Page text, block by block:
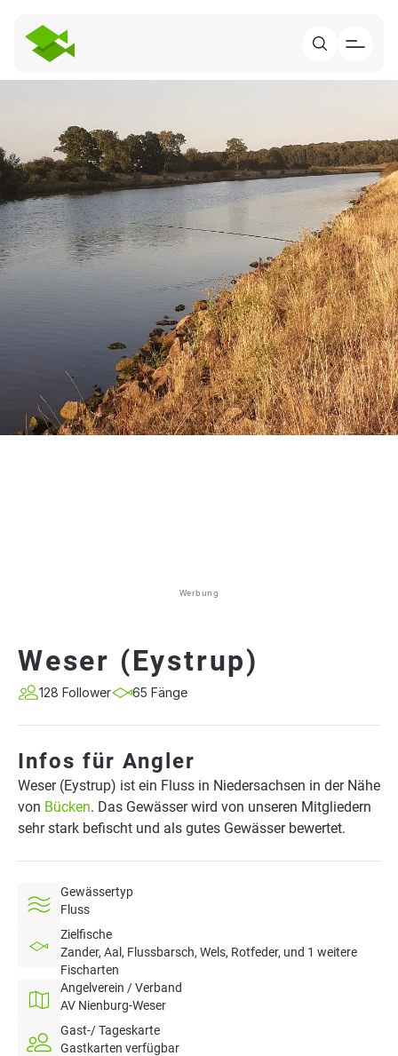
Werbung
Weser (Eystrup)
128 Follower 65 Fänge
Infos für Angler
Weser (Eystrup) ist ein Fluss in Niedersachsen in der Nähe
von Bücken. Das Gewässer wird von unseren Mitgliedern
sehr stark befischt und als gutes Gewässer bewertet.
Gewässertyp
Fluss
Zielfische
Zander, Aal, Flussbarsch, Wels, Rotfeder, und 1 weitere
Fischarten
Angelverein / Verband
AV Nienburg-Weser
Gast-/ Tageskarte
Gastkarten verfügbar